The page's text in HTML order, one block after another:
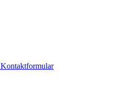
Kontaktformular